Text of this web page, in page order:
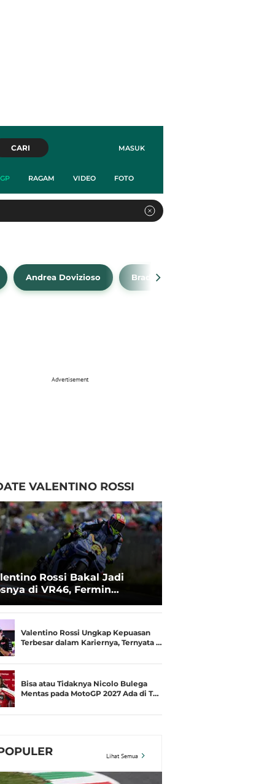
MASUK
CARI
RAGAM VIDEO FOTO
Andrea Dovizioso Brad Binder
Advertisement
VALENTINO ROSSI
Rossi Bakal Jadi
di VR46, Fermin
Valentino Rossi Ungkap Kepuasan
Terbesar dalam Kariernya, Ternyata …
Bisa atau Tidaknya Nicolo Bulega
Mentas pada MotoGP 2027 Ada di T…
Lihat Semua